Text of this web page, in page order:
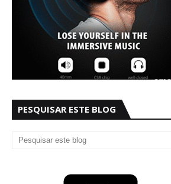
PESQUISAR ESTE BLOG